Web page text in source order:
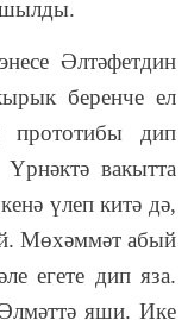
Әлтәфетдин
беренче ел
прототибы дип
вакытта
үлеп китә дә,
Мөхәммәт абый
егете дип яза.
яши. Ике